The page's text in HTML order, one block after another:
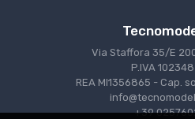
Via Staffora 35/E
P.IVA
REA MI1356865 - Cap.
+39